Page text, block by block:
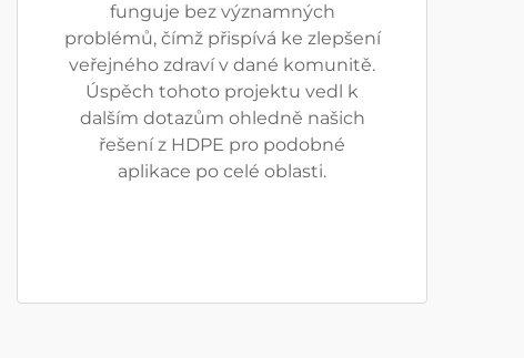
funguje bez významných
problémů, čímž přispívá ke zlepšení
veřejného zdraví v dané komunitě.
Úspěch tohoto projektu vedl k
dalším dotazům ohledně našich
řešení z HDPE pro podobné
aplikace po celé oblasti.